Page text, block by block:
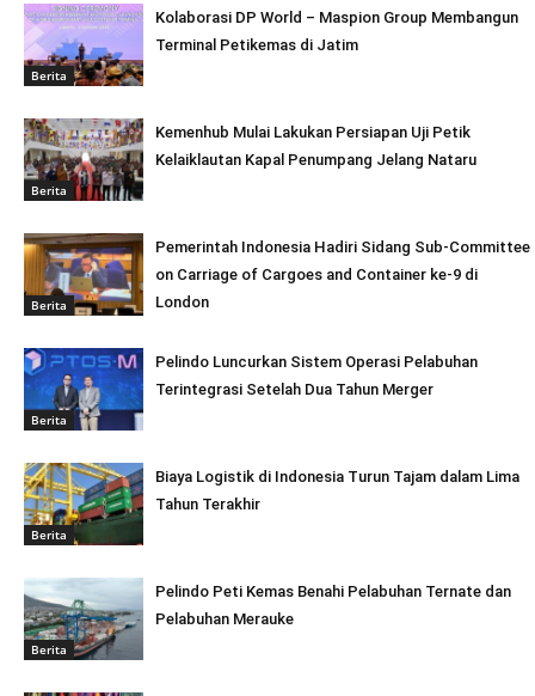
Berita
Kolaborasi DP World – Maspion Group Membangun
Terminal Petikemas di Jatim
Berita
Kemenhub Mulai Lakukan Persiapan Uji Petik
Kelaiklautan Kapal Penumpang Jelang Nataru
Berita
Pemerintah Indonesia Hadiri Sidang Sub-Committee
on Carriage of Cargoes and Container ke-9 di
London
Berita
Pelindo Luncurkan Sistem Operasi Pelabuhan
Terintegrasi Setelah Dua Tahun Merger
Berita
Biaya Logistik di Indonesia Turun Tajam dalam Lima
Tahun Terakhir
Berita
Pelindo Peti Kemas Benahi Pelabuhan Ternate dan
Pelabuhan Merauke